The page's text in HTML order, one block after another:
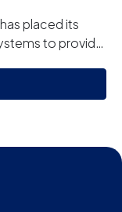
placed its
to provide